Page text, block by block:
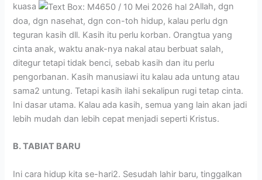
kuasa
Allah, dgn
doa, dgn nasehat, dgn con-toh hidup, kalau perlu dgn
teguran kasih dll. Kasih itu perlu korban. Orangtua yang
cinta anak, waktu anak-nya nakal atau berbuat salah,
ditegur tetapi tidak benci, sebab kasih dan itu perlu
pengorbanan. Kasih manusiawi itu kalau ada untung atau
sama2 untung. Tetapi kasih ilahi sekalipun rugi tetap cinta.
Ini dasar utama. Kalau ada kasih, semua yang lain akan jadi
lebih mudah dan lebih cepat menjadi seperti Kristus.
B. TABIAT BARU
Ini cara hidup kita se-hari2. Sesudah lahir baru, tinggalkan